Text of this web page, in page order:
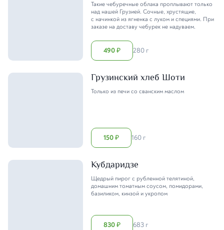
Такие чебуречные облака проплывают только
над нашей Грузией. Сочные, хрустящие,
с начинкой из ягненка с луком и специями. При
заказе на доставу чебурек не надуваем.
490₽ 280 г
Грузинский хлеб Шоти
Только из печи со сванским маслом
150₽ 160 г
Кубдаридзе
Щедрый пирог с рубленной телятиной,
домашним томатным соусом, помидорами,
базиликом, кинзой и укропом
830₽ 683 г